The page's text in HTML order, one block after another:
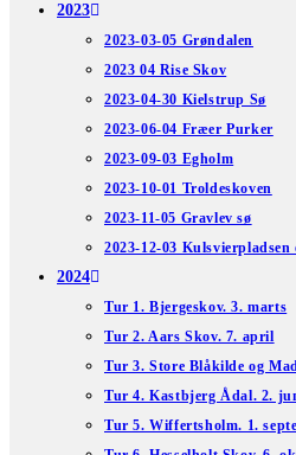
2023
2023-03-05 Grøndalen
2023 04 Rise Skov
2023-04-30 Kielstrup Sø
2023-06-04 Fræer Purker
2023-09-03 Egholm
2023-10-01 Troldeskoven
2023-11-05 Gravlev sø
2023-12-03
2024
Tur 1. Bjergeskov. 3. marts
Tur 2. Aars Skov. 7. april
Tur 3. Store Blåkilde og
Tur 4. Kastbjerg Ådal. 2.
Tur 5. Wiffertsholm. 1.